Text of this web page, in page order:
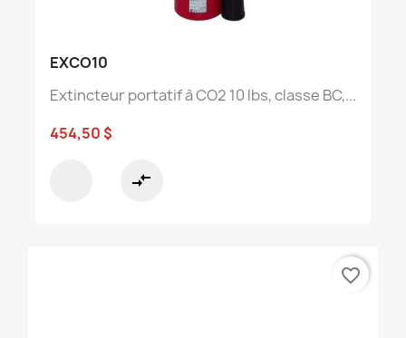
EXCO10
Extincteur portatif à CO2 10 lbs, classe BC,...
454,50 $
compare_arrows
favorite_border